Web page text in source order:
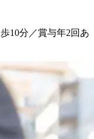
10分／賞与年2回あ